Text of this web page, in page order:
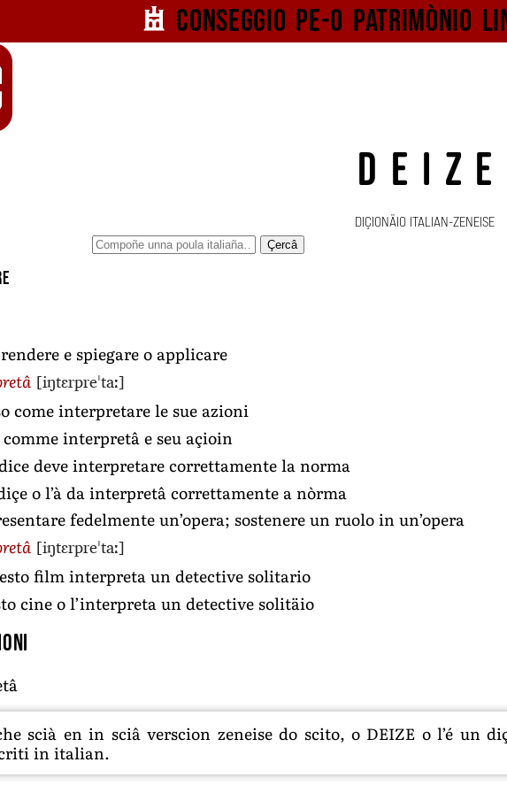
Conseggio pe-o patrimònio
DEIZE
DIÇIONÄIO ITALIAN-ZENEISE
Çercâ
e spiegare o applicare
[iŋtɛrpreˈtaː]
come interpretare le sue azioni
comme interpretâ e seu açioin
deve interpretare correttamente la norma
o l’à da interpretâ correttamente a nòrma
fedelmente un’opera; sostenere un ruolo in un’opera
[iŋtɛrpreˈtaː]
film interpreta un detective solitario
cine o l’interpreta un detective solitäio
scià en in sciâ verscion zeneise do scito, o DEIZE o l’é un
in italian.